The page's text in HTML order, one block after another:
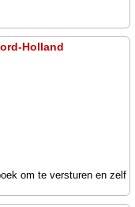
Holland
om te versturen en zelf